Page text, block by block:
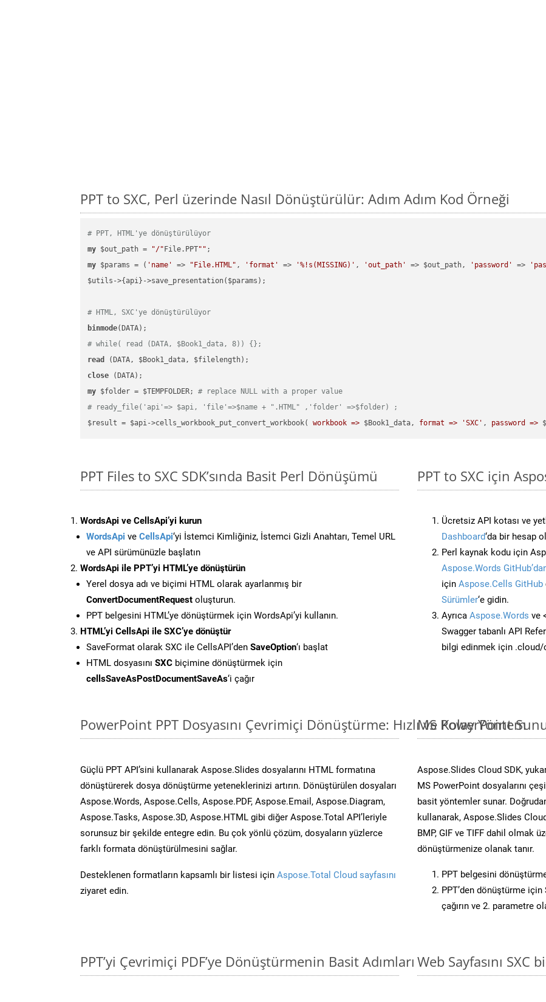
PPT to SXC, Perl üzerinde Nasıl Dönüştürülür: Adım Adım Kod Örneği
# PPT, HTML'ye dönüştürülüyor
my $out_path = "/" File.PPT""
my $params = ( 'name' => "File.HTML" , 'format' => '%!s(MISSING)' , 'out_path' => $out_path, 'password' =>
$utils->{api}->save_presentation($params);
# HTML, SXC'ye dönüştürülüyor
binmode
# while( read (DATA, $Book1_data, 8)) {};
read
close
my $folder = $TEMPFOLDER; # replace NULL with a proper value
# ready_file('api'=> $api, 'file'=>$name + ".HTML" ,'folder' =>$folder) ;
$result = $api->cells_workbook_put_convert_workbook( workbook => $Book1_data, format => 'SXC' , password =>
PPT Files to SXC SDK’sında Basit Perl Dönüşümü
WordsApi ve CellsApi’yi kurun
WordsApi ve CellsApi‘yi İstemci Kimliğiniz, İstemci Gizli Anahtarı, Temel URL
ve API sürümünüzle başlatın
WordsApi ile PPT’yi HTML’ye dönüştürün
Yerel dosya adı ve biçimi HTML olarak ayarlanmış bir
ConvertDocumentRequest oluşturun.
PPT belgesini HTML’ye dönüştürmek için WordsApi’yi kullanın.
HTML’yi CellsApi ile SXC’ye dönüştür
SaveFormat olarak SXC ile CellsAPI’den SaveOption‘ı başlat
HTML dosyasını SXC biçimine dönüştürmek için
cellsSaveAsPostDocumentSaveAs‘i çağır
PPT to SXC için
Ücretsiz API kotası ve
Dashboard‘da bir hesap
Perl kaynak kodu için
Aspose.Words
için Aspose.Cells GitHub
Sürümler‘e gidin.
Ayrıca Aspose.Words ve
Swagger tabanlı API
bilgi edinmek için
PowerPoint PPT Dosyasını Çevrimiçi Dönüştürme: Hızlı ve Kolay Yöntem
Güçlü PPT API’sini kullanarak Aspose.Slides dosyalarını HTML formatına
dönüştürerek dosya dönüştürme yeteneklerinizi artırın. Dönüştürülen dosyaları
Aspose.Words, Aspose.Cells, Aspose.PDF, Aspose.Email, Aspose.Diagram,
Aspose.Tasks, Aspose.3D, Aspose.HTML gibi diğer Aspose.Total API’leriyle
sorunsuz bir şekilde entegre edin. Bu çok yönlü çözüm, dosyaların yüzlerce
farklı formata dönüştürülmesini sağlar.
Desteklenen formatların kapsamlı bir listesi için Aspose.Total Cloud sayfasını
ziyaret edin.
MS PowerPoint
Aspose.Slides Cloud SDK,
MS PowerPoint dosyalarını
basit yöntemler sunar. Doğrudan
kullanarak, Aspose.Slides
BMP, GIF ve TIFF dahil olmak
dönüştürmenize olanak tanır.
PPT belgesini
PPT’den dönüştürme için
çağırın ve 2. parametre
PPT’yi Çevrimiçi PDF’ye Dönüştürmenin Basit Adımları Web Sayfasını